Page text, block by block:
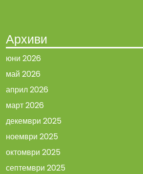
Архиви
юни 2026
май 2026
април 2026
март 2026
декември 2025
ноември 2025
октомври 2025
септември 2025